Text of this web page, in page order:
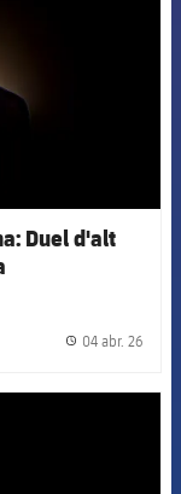
Duel d'alt
04 abr. 26